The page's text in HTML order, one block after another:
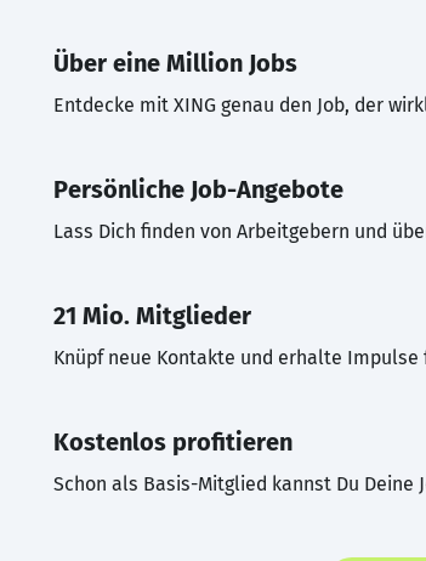
Über eine Million Jobs
Entdecke mit XING genau den Job, der
Persönliche Job-Angebote
Lass Dich finden von Arbeitgebern und
21 Mio. Mitglieder
Knüpf neue Kontakte und erhalte Impulse
Kostenlos profitieren
Schon als Basis-Mitglied kannst Du Deine